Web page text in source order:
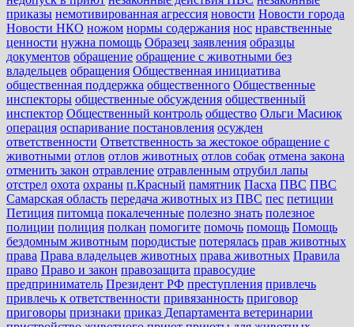
приказы немотивированная агрессия новости Новости города
Новости НКО ножом нормы содержания нос нравственные
ценности нужна помощь Образец заявления образцы
документов обращение обращение с животными без
владельцев обращения Общественная инициатива
общественная поддержка общественного Общественные
инспекторы общественные обсуждения общественный
инспектор Общественный контроль общество Ольги Масиюк
операция оспаривание постановления осужден
ответственности Ответственность за жестокое обращение с
животными отлов отлов животных отлов собак отмена закона
отменить закон отравление отравленным отрубил лапы
отстрел охота охраны п.Красный памятник Пасха ПВС ПВС
Самарская область передача животных из ПВС пес петиции
Петиция питомца покалеченные полезно знать полезное
полиции полиция полкан помогите помочь помощь Помощь
бездомным животным породистые потерялась прав животных
права Права владельцев животных права животных Правила
право Право и закон правозащита правосудие
предприниматель Президент РФ преступления привлечь
привлечь к ответственности привязанность приговор
приговоры признаки приказ Департамента ветеринарии